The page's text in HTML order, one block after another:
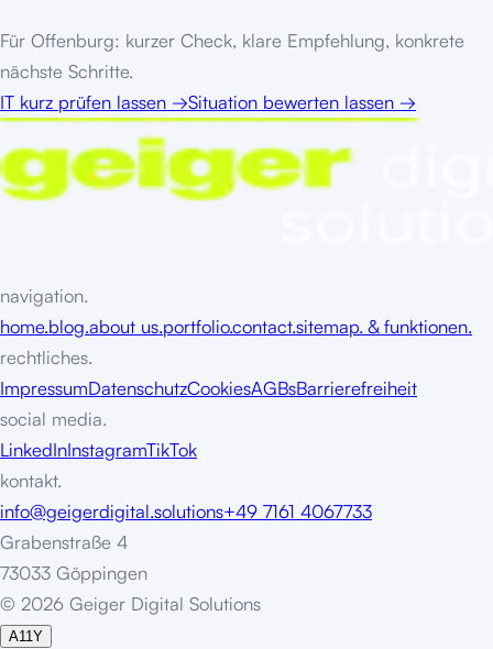
Für Offenburg: kurzer Check, klare Empfehlung, konkrete
nächste Schritte.
IT kurz prüfen lassen →Situation bewerten lassen →
navigation.
home.blog.about us.portfolio.contact.sitemap. & funktionen.
rechtliches.
ImpressumDatenschutzCookiesAGBsBarrierefreiheit
social media.
LinkedInInstagramTikTok
kontakt.
info@geigerdigital.solutions+49 7161 4067733
Grabenstraße 4
73033 Göppingen
© 2026 Geiger Digital Solutions
A11Y